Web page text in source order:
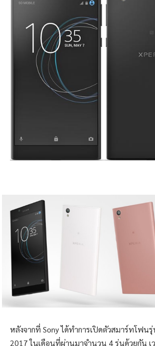
หลังจากที่ Sony ได้ทำการเปิดตัวสมาร์ทโฟน
2017 ในเดือนที่ผ่านมาจำนวน 4 รุ่นด้วยกัน